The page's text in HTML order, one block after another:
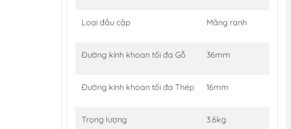
Loại đầu cặp Măng ranh
Đường kính khoan tối đa Gỗ 36mm
Đường kính khoan tối đa Thép 16mm
Trọng lượng 3.6kg